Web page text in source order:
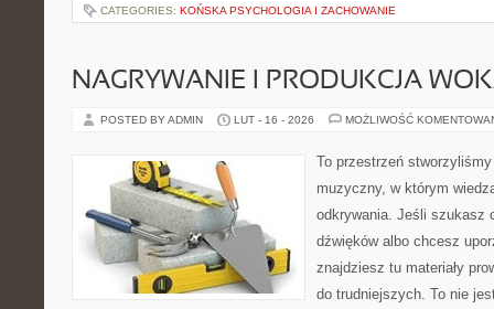
CATEGORIES: KOŃSKA PSYCHOLOGIA I ZACHOWANIE
NAGRYWANIE I PRODUKCJA
POSTED BY ADMIN LUT - 16 - 2026 MOŻLIWOŚĆ
To przestrzeń
muzyczny, w którym
odkrywania. Jeśli szukasz
dźwięków albo chcesz
znajdziesz tu materiały
do trudniejszych. To nie